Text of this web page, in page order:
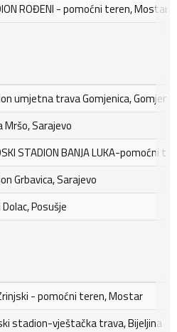
ROĐENI - pomoćni teren, Mostar
umjetna trava Gomjenica,
Mršo, Sarajevo
STADION BANJA LUKA-pomoćni
Grbavica, Sarajevo
Posušje
- pomoćni teren, Mostar
stadion-vještačka trava, Bijeljina